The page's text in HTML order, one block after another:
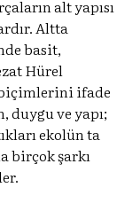
alt yapısı
Altta
basit,
Hürel
ifade
ve yapı;
ekolün ta
birçok şarkı